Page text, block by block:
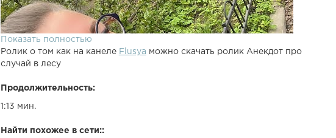
Показать полностью
Ролик о том как на канеле Flusya можно скачать ролик Анекдот про
случай в лесу
Продолжительность:
1:13 мин.
Найти похожее в сети::